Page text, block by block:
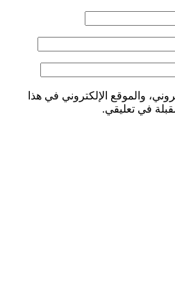
والموقع الإلكتروني في هذا
في تعليقي.